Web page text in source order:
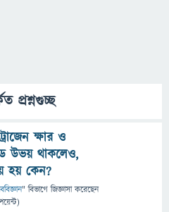
প্রশ্নগুচ্ছ
ক্ষার ও
উভয় থাকলেও,
হয় কেন?
" বিভাগে জিজ্ঞাসাকরেছেন